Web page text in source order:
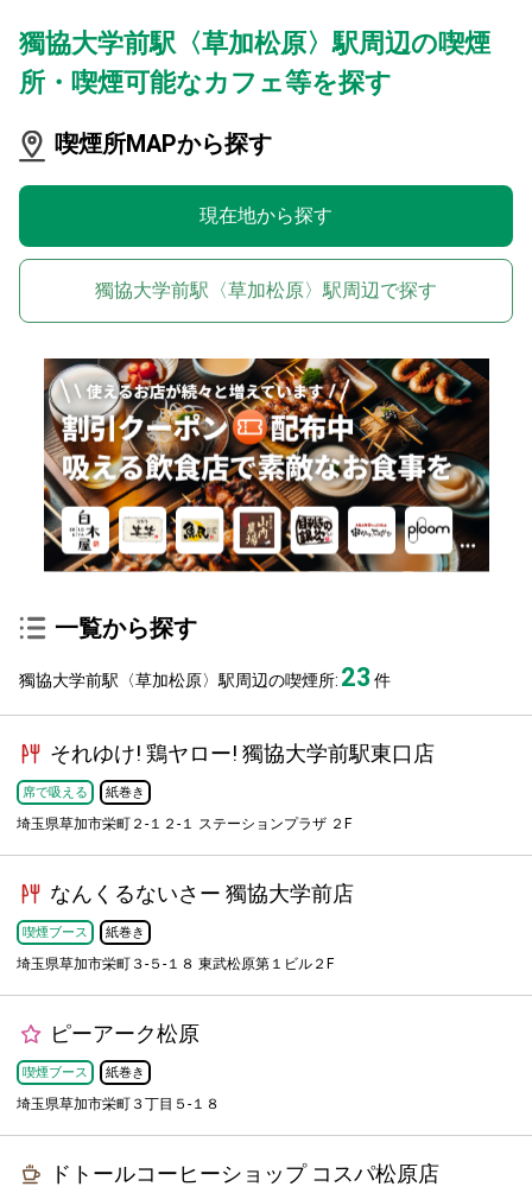
獨協大学前駅〈草加松原〉駅周辺の喫煙
所・喫煙可能なカフェ等を探す
喫煙所MAPから探す
現在地から探す
獨協大学前駅〈草加松原〉駅周辺で探す
一覧から探す
獨協大学前駅〈草加松原〉駅周辺の喫煙所: 23 件
それゆけ! 鶏ヤロー! 獨協大学前駅東口店
席で吸える 紙巻き
埼玉県草加市栄町２-１２-１ ステーションプラザ ２F
なんくるないさー 獨協大学前店
喫煙ブース 紙巻き
埼玉県草加市栄町３-５-１８ 東武松原第１ビル２F
ピーアーク松原
喫煙ブース 紙巻き
埼玉県草加市栄町３丁目５-１８
ドトールコーヒーショップ コスパ松原店